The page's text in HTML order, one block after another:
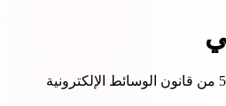
البيانات الإلزامية وفق المادة 5 من قانون الوسائط الإلكترونية